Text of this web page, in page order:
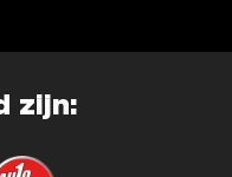
zijn: